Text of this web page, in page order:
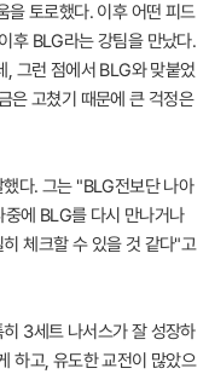
을 토로했다. 이후 어떤 피드
후 BLG라는 강팀을 만났다.
, 그런 점에서 BLG와 맞붙었
은 고쳤기 때문에 큰 걱정은
다. 그는 "BLG전보단 나아
에 BLG를 다시 만나거나
체크할 수 있을 것 같다"고
3세트 나서스가 잘 성장하
하고, 유도한 교전이 많았으